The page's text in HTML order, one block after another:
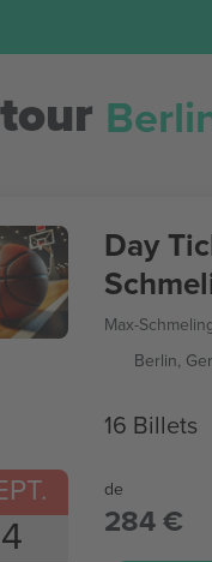
4
Day
Max-
Berlin,
16 Billets
de
284 €